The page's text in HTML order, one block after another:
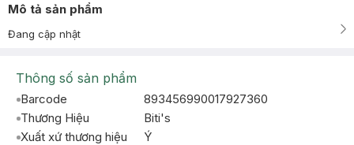
Mô tả sản phẩm
Đang cập nhật
Thông số sản phẩm
Barcode
893456990017927360
Thương Hiệu
Biti's
Xuất xứ thương hiệu
Ý